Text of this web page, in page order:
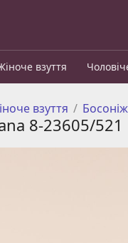
взуття
взуття
8-23605/521